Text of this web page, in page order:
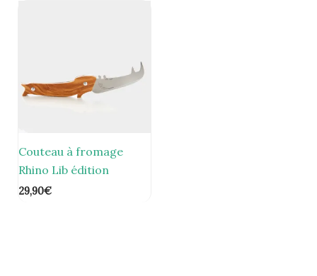
Couteau à fromage
Rhino Lib édition
29,90€